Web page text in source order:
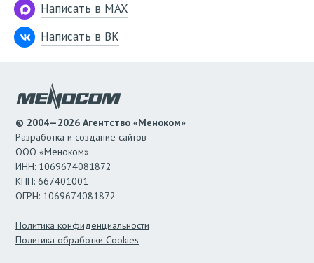
Написать в MAX
Написать в ВК
© 2004—2026 Агентство «Меноком»
Разработка и создание сайтов
ООО «Меноком»
ИНН: 1069674081872
КПП: 667401001
ОГРН: 1069674081872
Политика конфиденциальности
Политика обработки Cookies